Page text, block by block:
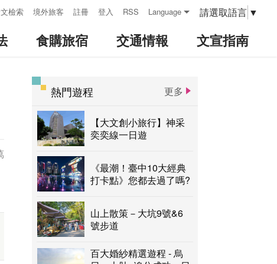
檢索 境外旅客 註冊 登入 RSS Language 請選取語言 ▼
食購旅宿 交通情報 文宣指南
熱門遊程 更多
【大文創小旅行】神采
奕奕線一日遊
《最潮！臺中10大經典
打卡點》您都去過了嗎?
山上散策－大坑9號&6
號步道
百大婚紗精選遊程 - 烏